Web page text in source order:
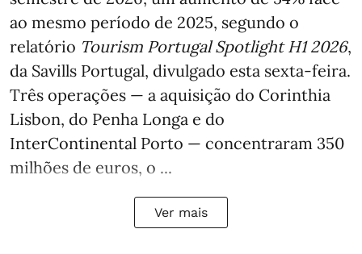
ao mesmo período de 2025, segundo o
relatório Tourism Portugal Spotlight H1 2026,
da Savills Portugal, divulgado esta sexta-feira.
Três operações — a aquisição do Corinthia
Lisbon, do Penha Longa e do
InterContinental Porto — concentraram 350
milhões de euros, o ...
Ver mais